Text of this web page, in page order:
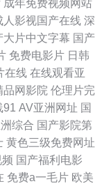
97操碰操碰人人乐
热做爱 国产九九视
园产A片 亚洲黄色
大香蕉 日韩看片 日
成人 国产精品酒店
成年免费视频网站
人影视国产在线 深
大片中文字幕 国产
免费电影片 日韩
在线 在线观看亚
品网影院 伦理片完
91 AV亚洲网址 国
综合 国产影院第
黄色三级免费网址
国产福利电影
免费a一毛片 欧美